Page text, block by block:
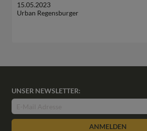
15.05.2023
Urban Regensburger
UNSER NEWSLETTER:
ANMELDEN